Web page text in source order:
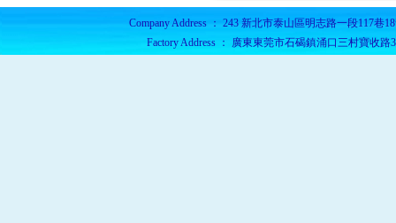
Company Address ： 243 新北市泰山區明志路一段117巷
Factory Address ： 廣東東莞市石碣鎮涌口三村寶收路3